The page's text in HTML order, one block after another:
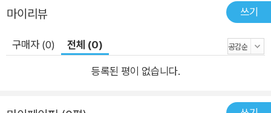
인 등의 작품을 만날 수 있다. 2부에서는 각 지역에서 오랫동안
창작 활동을 이어 온 시인들의 작품을 폭넓게 만나 볼 수 있다. 제
주 홍경희 시인을 비롯해 광주/전남 김호균·이기영·백애송, 충북
김영미·신영순, 경남 손남숙, 대구/경북의 안상학·피재현·손진은·
임수현, 대전/충남의 정덕재·이돈형 시인 등의 작품은 지역의 장
마이리뷰 쓰기
구매자 (0) 전체 (0)
등록된 평이 없습니다.